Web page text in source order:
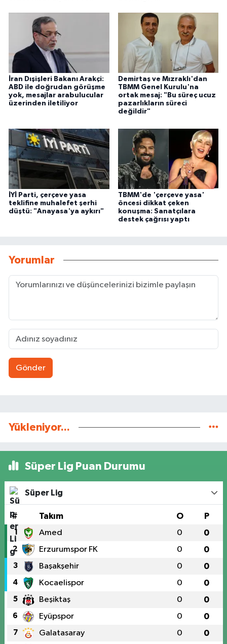
İran Dışişleri Bakanı Arakçi:
ABD ile doğrudan görüşme
yok, mesajlar arabulucular
üzerinden iletiliyor
Demirtaş ve Mızraklı'dan
TBMM Genel Kurulu'na
ortak mesaj: "Bu süreç ucuz
pazarlıkların süreci
değildir"
İYİ Parti, çerçeve yasa
teklifine muhalefet şerhi
düştü: "Anayasa'ya aykırı"
TBMM'de 'çerçeve yasa'
öncesi dikkat çeken
konuşma: Sanatçılara
destek çağrısı yaptı
Yorumlar
Gönder
Yükleniyor...
Süper Lig Puan Durumu
Süper Lig
# Takım O P
1 Amed 0 0
2 Erzurumspor FK 0 0
3 Başakşehir 0 0
4 Kocaelispor 0 0
5 Beşiktaş 0 0
6 Eyüpspor 0 0
7 Galatasaray 0 0